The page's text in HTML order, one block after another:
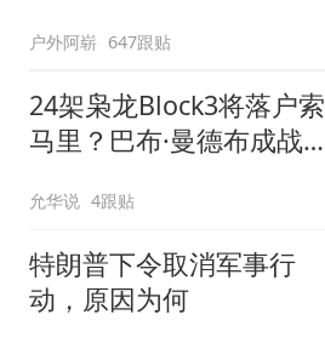
户外阿崭 647跟贴
24架枭龙Block3将落户索
马里？巴布·曼德布成战略
允华说 4跟贴
特朗普下令取消军事行
动，原因为何